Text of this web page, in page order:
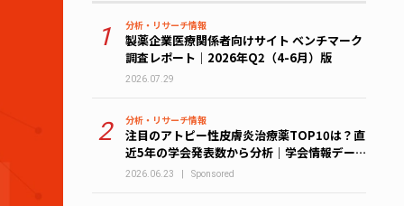
1 分析・リサーチ情報
製薬企業医療関係者向けサイト ベンチマーク
調査レポート｜2026年Q2（4-6月）版
2026.07.29
2 分析・リサーチ情報
注目のアトピー性皮膚炎治療薬TOP10は？直
近5年の学会発表数から分析｜学会情報デー
タベース解析レポート
2026.06.23 Sponsored